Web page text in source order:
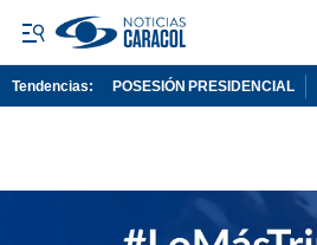
Tendencias: POSESIÓN PRESIDENCIAL